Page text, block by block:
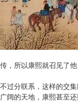
，所以康熙就召见了
分联系，这样的交
的天地，康熙甚至还